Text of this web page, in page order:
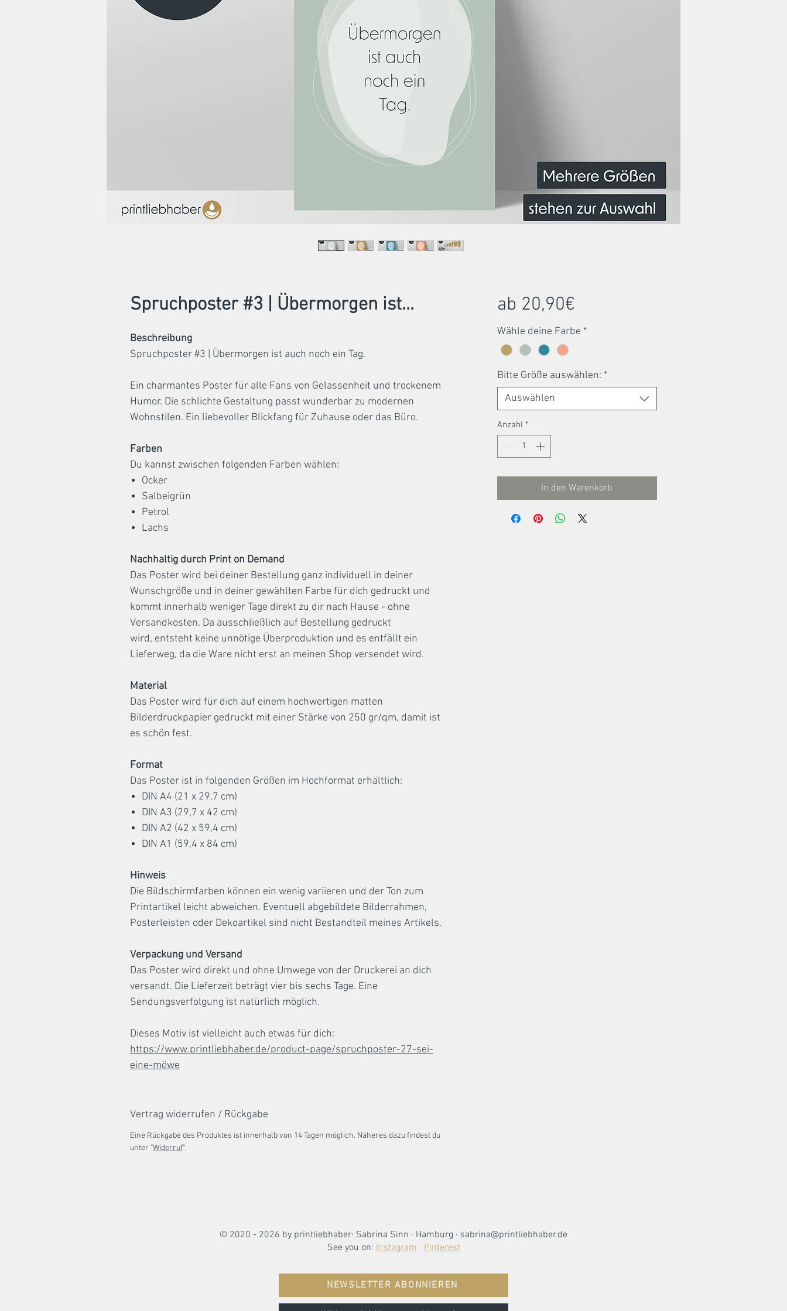
Spruchposter #3 | Übermorgen ist...
Beschreibung
Spruchposter #3 | Übermorgen ist auch noch ein Tag.
Ein charmantes Poster für alle Fans von Gelassenheit und trockenem
Humor. Die schlichte Gestaltung passt wunderbar zu modernen
Wohnstilen. Ein liebevoller Blickfang für Zuhause oder das Büro.
Farben
Du kannst zwischen folgenden Farben wählen:
Ocker
Salbeigrün
Petrol
Lachs
Nachhaltig durch Print on Demand
Das Poster wird bei deiner Bestellung ganz individuell in deiner
Wunschgröße und in deiner gewählten Farbe für dich gedruckt und
kommt innerhalb weniger Tage direkt zu dir nach Hause - ohne
Versandkosten. Da ausschließlich auf Bestellung gedruckt
wird, entsteht keine unnötige Überproduktion und es entfällt ein
Lieferweg, da die Ware nicht erst an meinen Shop versendet wird.
Material
Das Poster wird für dich auf einem hochwertigen matten
Bilderdruckpapier gedruckt mit einer Stärke von 250 gr/qm, damit ist
es schön fest.
Format
Das Poster ist in folgenden Größen im Hochformat erhältlich:
DIN A4 (21 x 29,7 cm)
DIN A3 (29,7 x 42 cm)
DIN A2 (42 x 59,4 cm)
DIN A1 (59,4 x 84 cm)
Hinweis
Die Bildschirmfarben können ein wenig variieren und der Ton zum
Printartikel leicht abweichen. Eventuell abgebildete Bilderrahmen,
Posterleisten oder Dekoartikel sind nicht Bestandteil meines Artikels.
Verpackung und Versand
Das Poster wird direkt und ohne Umwege von der Druckerei an dich
versandt. Die Lieferzeit beträgt vier bis sechs Tage. Eine
Sendungsverfolgung ist natürlich möglich.
Dieses Motiv ist vielleicht auch etwas für dich:
https://www.printliebhaber.de/product-page/spruchposter-27-sei-
eine-möwe
Vertrag widerrufen / Rückgabe
Eine Rückgabe des Produktes ist innerhalb von 14 Tagen möglich. Näheres dazu findest du
unter "Widerruf“.
ab 20,90€Sale-
Preis
Wähle deine Farbe *
Bitte Größe auswählen: *
Auswählen
Anzahl *
In den Warenkorb
© 2020 - 2026 by printliebhaber· Sabrina Sinn · Hamburg · sabrina@printliebhaber.de
See you on:Instagram ·Pinterest
NEWSLETTER ABONNIEREN